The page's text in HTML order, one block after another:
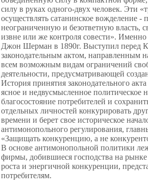
силу в руках одного-двух человек. Эти
осуществлять сатанинское вожделение -
неограниченную и безответную власть,
извне или же контроля совести». Именно
Джон Шерман в 1890г. Выступил перед
законодательным актом, направленным
всем возможным видам ограничений
деятельности, предусматривающей
История принятия законодательного
ясное и недвусмысленное политическое
благосостояние потребителей и
отдельных личностей конкурировать
времени и берет свое историческое
антимонопольного регулирования,
«Защищать конкуренцию, а не
В основе антимонопольной политики
фирмы, добившиеся господства на
роста и энергичной конкуренции,
потребителям.